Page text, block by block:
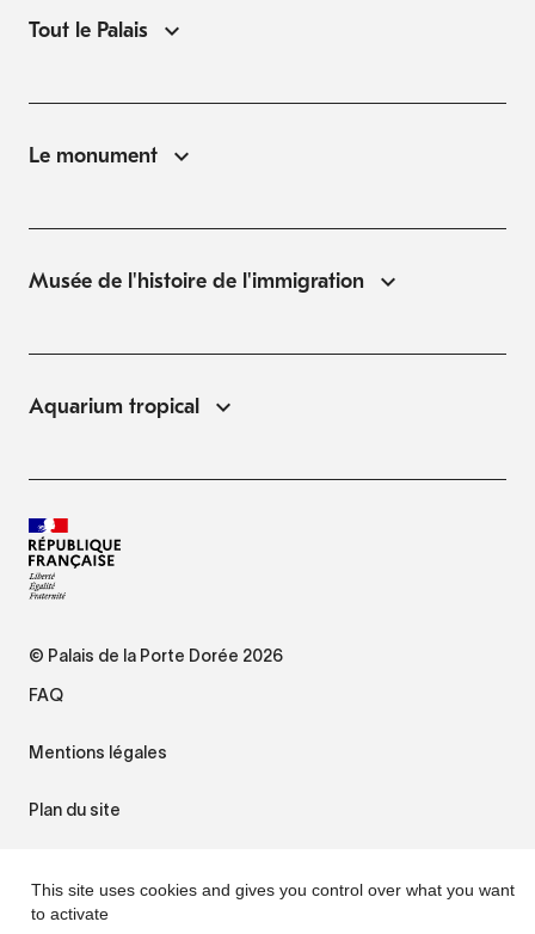
Tout le Palais
Le monument
Musée de l'histoire de l'immigration
Aquarium tropical
© Palais de la Porte Dorée 2026
FAQ
Mentions légales
Plan du site
Gestion des cookies
This site uses cookies and gives you control over what you want
to activate